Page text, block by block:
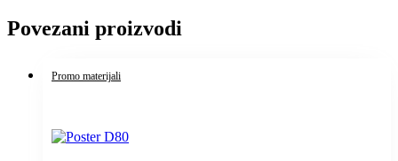
Povezani proizvodi
Promo materijali